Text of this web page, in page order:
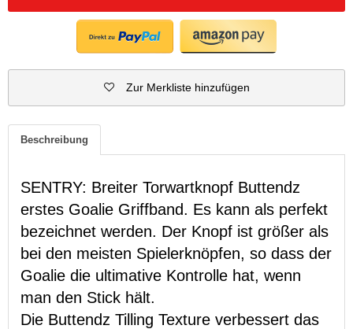
Zur Merkliste hinzufügen
Beschreibung
SENTRY: Breiter Torwartknopf Buttendz
erstes Goalie Griffband. Es kann als perfekt
bezeichnet werden. Der Knopf ist größer als
bei den meisten Spielerknöpfen, so dass der
Goalie die ultimative Kontrolle hat, wenn
man den Stick hält.
Die Buttendz Tilling Texture verbessert das